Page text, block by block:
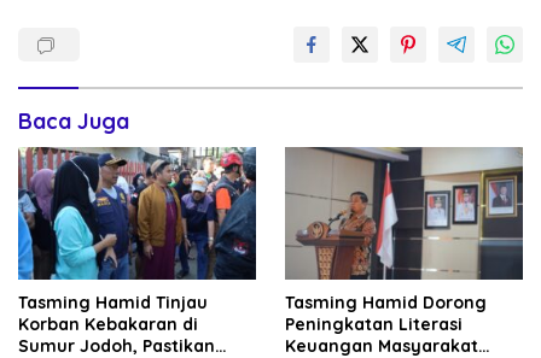
Baca Juga
Tasming Hamid Tinjau
Korban Kebakaran di
Sumur Jodoh, Pastikan
Tasming Hamid Dorong
Peningkatan Literasi
Keuangan Masyarakat